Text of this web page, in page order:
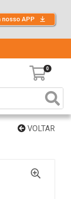
nosso APP
0
VOLTAR